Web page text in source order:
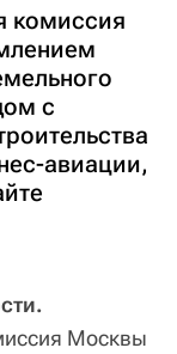
комиссия
с
авиации,
Москвы